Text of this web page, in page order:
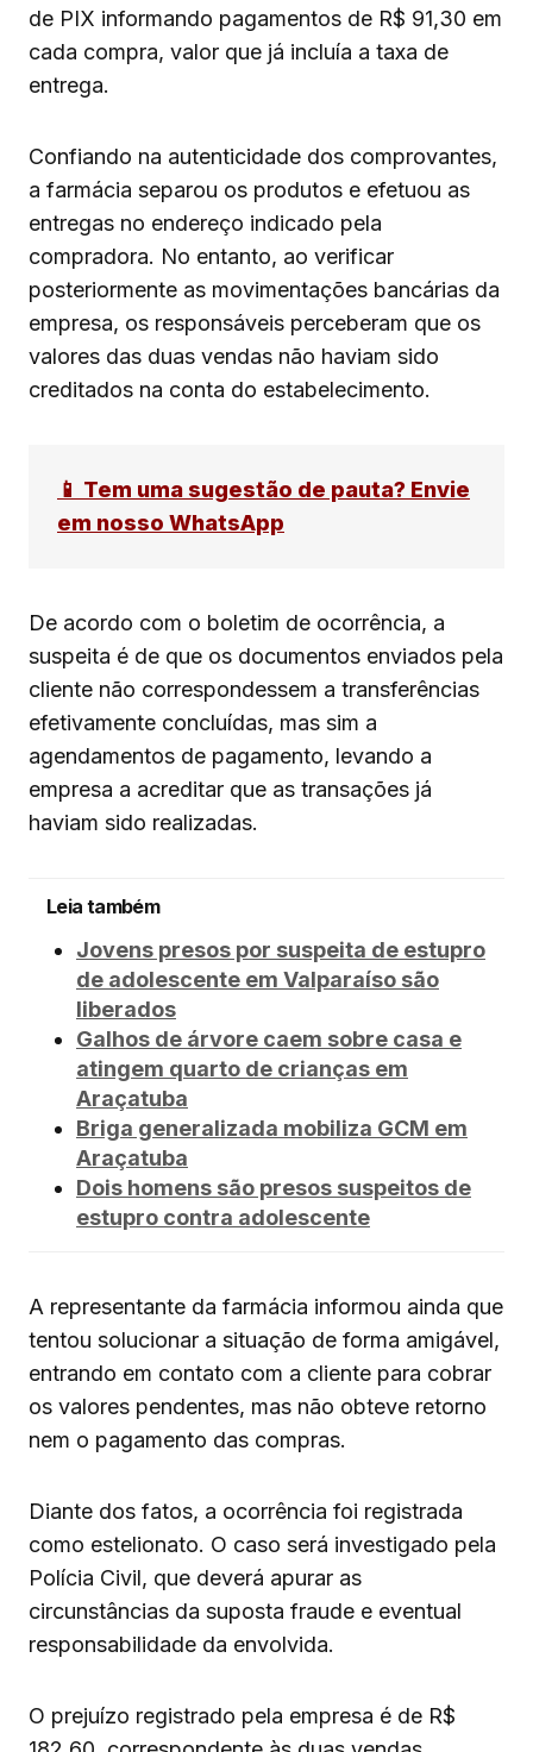
de PIX informando pagamentos de R$ 91,30 em
cada compra, valor que já incluía a taxa de
entrega.
Confiando na autenticidade dos comprovantes,
a farmácia separou os produtos e efetuou as
entregas no endereço indicado pela
compradora. No entanto, ao verificar
posteriormente as movimentações bancárias da
empresa, os responsáveis perceberam que os
valores das duas vendas não haviam sido
creditados na conta do estabelecimento.
📱 Tem uma sugestão de pauta? Envie
em nosso WhatsApp
De acordo com o boletim de ocorrência, a
suspeita é de que os documentos enviados pela
cliente não correspondessem a transferências
efetivamente concluídas, mas sim a
agendamentos de pagamento, levando a
empresa a acreditar que as transações já
haviam sido realizadas.
Leia também
Jovens presos por suspeita de estupro
de adolescente em Valparaíso são
liberados
Galhos de árvore caem sobre casa e
atingem quarto de crianças em
Araçatuba
Briga generalizada mobiliza GCM em
Araçatuba
Dois homens são presos suspeitos de
estupro contra adolescente
A representante da farmácia informou ainda que
tentou solucionar a situação de forma amigável,
entrando em contato com a cliente para cobrar
os valores pendentes, mas não obteve retorno
nem o pagamento das compras.
Diante dos fatos, a ocorrência foi registrada
como estelionato. O caso será investigado pela
Polícia Civil, que deverá apurar as
circunstâncias da suposta fraude e eventual
responsabilidade da envolvida.
O prejuízo registrado pela empresa é de R$